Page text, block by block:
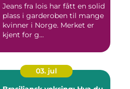
Jeans fra lois har fått en solid
plass i garderoben til mange
kvinner i Norge. Merket er
kjent for g...
03. jul